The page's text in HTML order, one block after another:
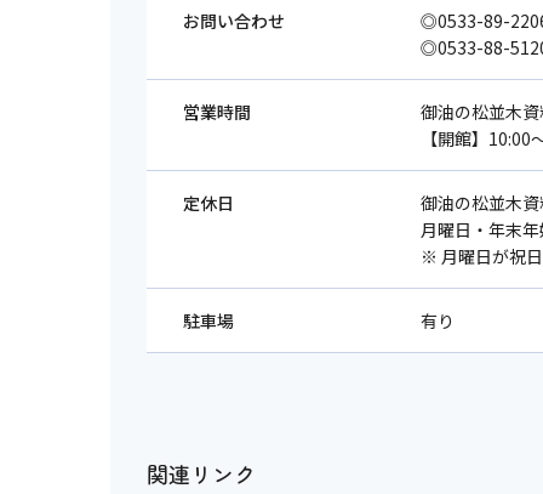
お問い合わせ
◎0533-89-
◎0533-88-
営業時間
御油の松並木
【開館】
定休日
御油の松並木
月曜日・年末
※ 月曜日が祝
駐車場 有り
関連リンク